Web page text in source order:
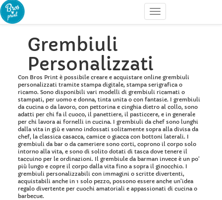
Grembiuli
Personalizzati
Con Bros Print è possibile creare e acquistare online grembiuli
personalizzati tramite stampa digitale, stampa serigrafica o
ricamo. Sono disponibili vari modelli di grembiuli ricamati o
stampati, per uomo e donna, tinta unita o con fantasie. I grembiuli
da cucina o da lavoro, con pettorina e cinghia dietro al collo, sono
adatti per chi fa il cuoco, il panettiere, il pasticcere, e in generale
per chi lavora ai fornelli in cucina. I grembiuli da chef sono lunghi
dalla vita in giù e vanno indossati solitamente sopra alla divisa da
chef, la classica casacca, camice o giacca con bottoni laterali. I
grembiuli da bar o da cameriere sono corti, coprono il corpo solo
intorno alla vita, e sono di solito dotati di tasca dove tenere il
taccuino per le ordinazioni. Il grembiule da barman invece è un po’
più lungo e copre il corpo dalla vita fino a sopra il ginocchio. I
grembiuli personalizzabili con immagini o scritte divertenti,
acquistabili anche in 1 solo pezzo, possono essere anche un’idea
regalo divertente per cuochi amatoriali e appassionati di cucina o
barbecue.